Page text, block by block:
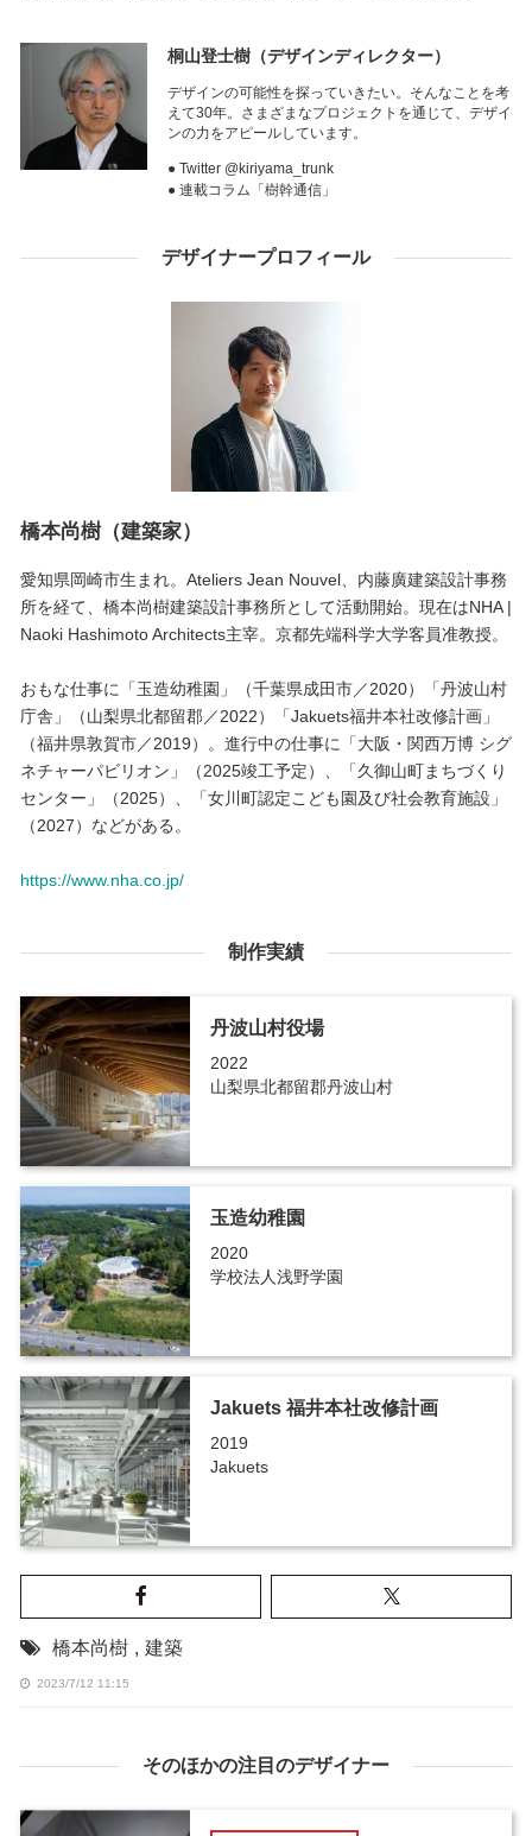
桐山登士樹（デザインディレクター）
デザインの可能性を探っていきたい。そんなことを考
えて30年。さまざまなプロジェクトを通じて、デザイ
ンの力をアピールしています。
● Twitter @kiriyama_trunk
● 連載コラム「樹幹通信」
デザイナープロフィール
橋本尚樹（建築家）
愛知県岡崎市生まれ。Ateliers Jean Nouvel、内藤廣建築設計事務
所を経て、橋本尚樹建築設計事務所として活動開始。現在はNHA |
Naoki Hashimoto Architects主宰。京都先端科学大学客員准教授。
おもな仕事に「玉造幼稚園」（千葉県成田市／2020）「丹波山村
庁舎」（山梨県北都留郡／2022）「Jakuets福井本社改修計画」
（福井県敦賀市／2019）。進行中の仕事に「大阪・関西万博 シグ
ネチャーパビリオン」（2025竣工予定）、「久御山町まちづくり
センター」（2025）、「女川町認定こども園及び社会教育施設」
（2027）などがある。
https://www.nha.co.jp/
制作実績
丹波山村役場
2022
山梨県北都留郡丹波山村
玉造幼稚園
2020
学校法人浅野学園
Jakuets 福井本社改修計画
2019
Jakuets
橋本尚樹 , 建築
2023/7/12 11:15
そのほかの注目のデザイナー